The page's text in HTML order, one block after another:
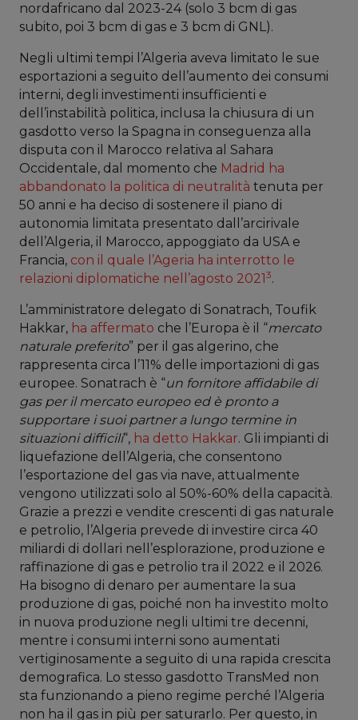
nordafricano dal 2023-24 (solo 3 bcm di gas
subito, poi 3 bcm di gas e 3 bcm di GNL).
Negli ultimi tempi l’Algeria aveva limitato le sue
esportazioni a seguito dell’aumento dei consumi
interni, degli investimenti insufficienti e
dell’instabilità politica, inclusa la chiusura di un
gasdotto verso la Spagna in conseguenza alla
disputa con il Marocco relativa al Sahara
Occidentale, dal momento che Madrid ha
abbandonato la politica di neutralità tenuta per
50 anni e ha deciso di sostenere il piano di
autonomia limitata presentato dall’arcirivale
dell’Algeria, il Marocco, appoggiato da USA e
Francia, con il quale l’Ageria ha interrotto le
relazioni diplomatiche nell’agosto 2021 3.
L’amministratore delegato di Sonatrach, Toufik
Hakkar, ha affermato che l’Europa è il “mercato
naturale preferito” per il gas algerino, che
rappresenta circa l’11% delle importazioni di gas
europee. Sonatrach è “un fornitore affidabile di
gas per il mercato europeo ed è pronto a
supportare i suoi partner a lungo termine in
situazioni difficili“, ha detto Hakkar. Gli impianti di
liquefazione dell’Algeria, che consentono
l’esportazione del gas via nave, attualmente
vengono utilizzati solo al 50%-60% della capacità.
Grazie a prezzi e vendite crescenti di gas naturale
e petrolio, l’Algeria prevede di investire circa 40
miliardi di dollari nell’esplorazione, produzione e
raffinazione di gas e petrolio tra il 2022 e il 2026.
Ha bisogno di denaro per aumentare la sua
produzione di gas, poiché non ha investito molto
in nuova produzione negli ultimi tre decenni,
mentre i consumi interni sono aumentati
vertiginosamente a seguito di una rapida crescita
demografica. Lo stesso gasdotto TransMed non
sta funzionando a pieno regime perché l’Algeria
non ha il gas in più per saturarlo. Per questo, in